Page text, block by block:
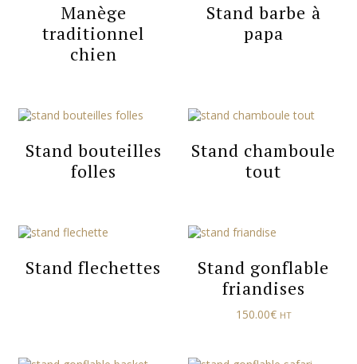
Manège
traditionnel
chien
Stand barbe à
papa
Stand bouteilles
folles
Stand chamboule
tout
Stand flechettes
Stand gonflable
friandises
150.00€ HT